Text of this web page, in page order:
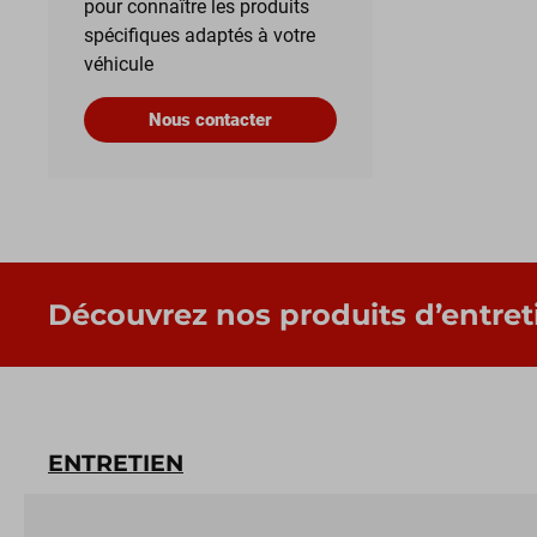
pour connaître les produits
spécifiques adaptés à votre
véhicule
Nous contacter
Découvrez nos produits
ENTRETIEN